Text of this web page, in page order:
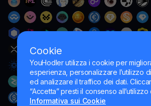
Cookie
YouHodler utilizza i cookie per
esperienza, personalizzare l’utilizzo
ed analizzare il traffico dei dati.
“Accetta” presti il consenso
Informativa sui Cookie